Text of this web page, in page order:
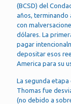
(BCSD) del
años, terminando
con
dólares. La
pagar
depositar esos
America para su
La segunda
Thomas fue
(no debido a